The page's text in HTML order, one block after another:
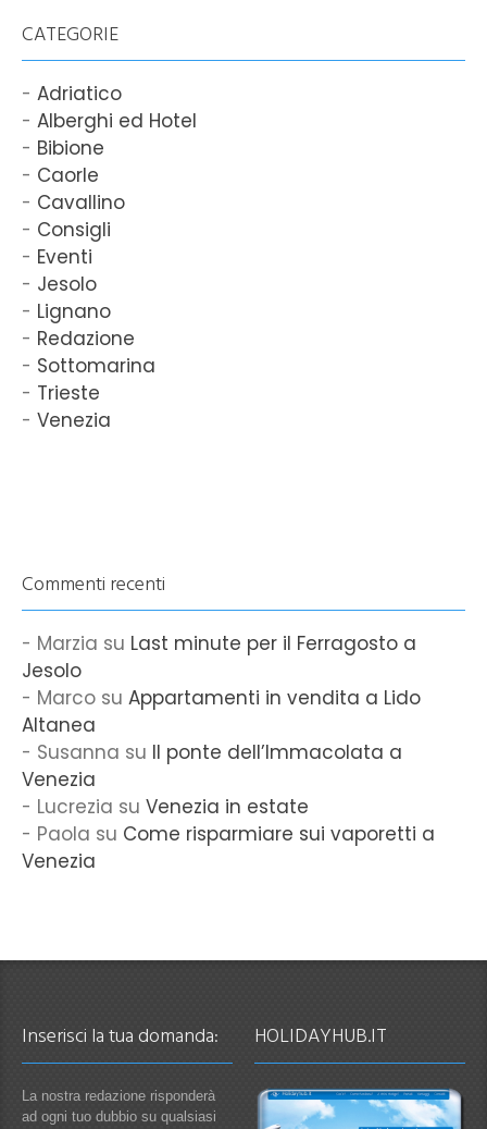
CATEGORIE
Adriatico
Alberghi ed Hotel
Bibione
Caorle
Cavallino
Consigli
Eventi
Jesolo
Lignano
Redazione
Sottomarina
Trieste
Venezia
Commenti recenti
Marzia su Last minute per il Ferragosto a
Jesolo
Marco su Appartamenti in vendita a Lido
Altanea
Susanna su Il ponte dell’Immacolata a
Venezia
Lucrezia su Venezia in estate
Paola su Come risparmiare sui vaporetti a
Venezia
Inserisci la tua domanda:
La nostra redazione risponderà
ad ogni tuo dubbio su qualsiasi
HOLIDAYHUB.IT